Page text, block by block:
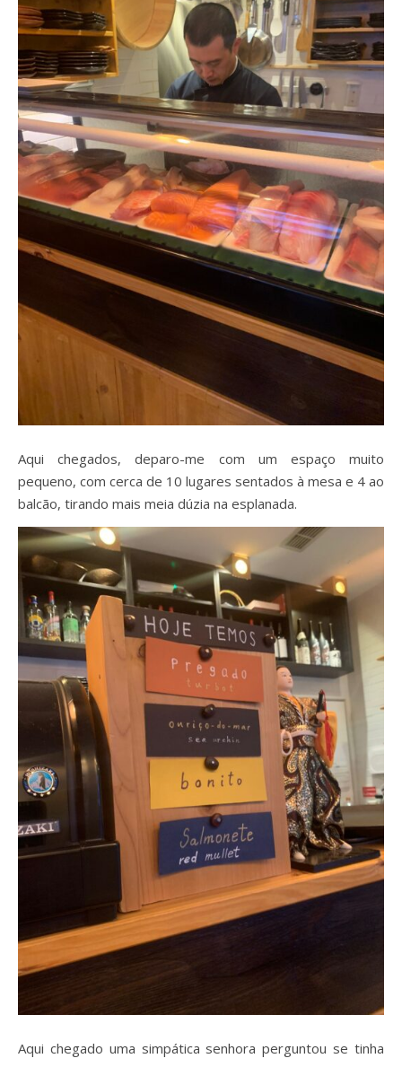
Aqui chegados, deparo-me com um espaço muito
pequeno, com cerca de 10 lugares sentados à mesa e 4 ao
balcão, tirando mais meia dúzia na esplanada.
Aqui chegado uma simpática senhora perguntou se tinha